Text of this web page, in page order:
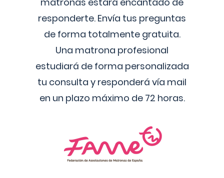
responderte. Envía tus preguntas
de forma totalmente gratuita.
Una matrona profesional
estudiará de forma personalizada
tu consulta y responderá vía mail
en un plazo máximo de 72 horas.